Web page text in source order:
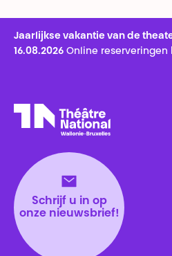
Jaarlijkse vakantie van de
16.08.2026 Online reserveringen
Schrijf u in op
onze nieuwsbrief!